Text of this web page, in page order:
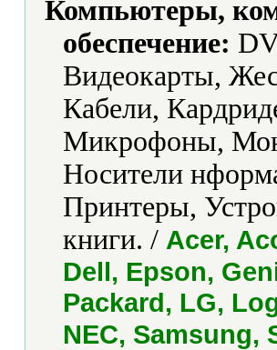
Компьютеры,
обеспечение:
Видеокарты,
Кабели,
Микрофоны,
Носители
Принтеры,
книги. / Acer,
Dell, Epson,
Packard, LG,
NEC, Samsung,